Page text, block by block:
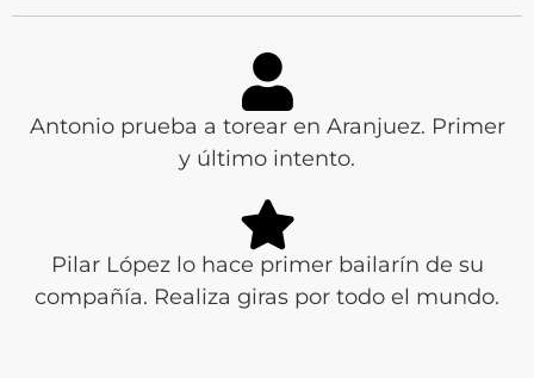
Antonio prueba a torear en Aranjuez. Primer
y último intento.
Pilar López lo hace primer bailarín de su
compañía. Realiza giras por todo el mundo.